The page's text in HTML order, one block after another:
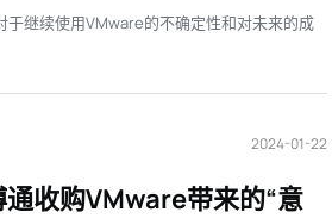
继续使用VMware的不确定性和对未来的成
2024-01-22
收购VMware带来的“意